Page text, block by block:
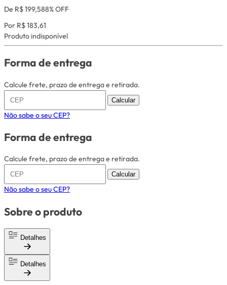
De R$ 199,588% OFF
Por R$ 183,61
Produto indisponível
Forma de entrega
Calcule frete, prazo de entrega e retirada.
Calcular
Não sabe o seu CEP?
Forma de entrega
Calcule frete, prazo de entrega e retirada.
Calcular
Não sabe o seu CEP?
Sobre o produto
Detalhes
Detalhes